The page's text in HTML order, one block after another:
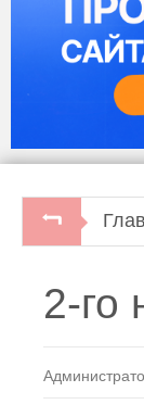
"Центр-
2-го